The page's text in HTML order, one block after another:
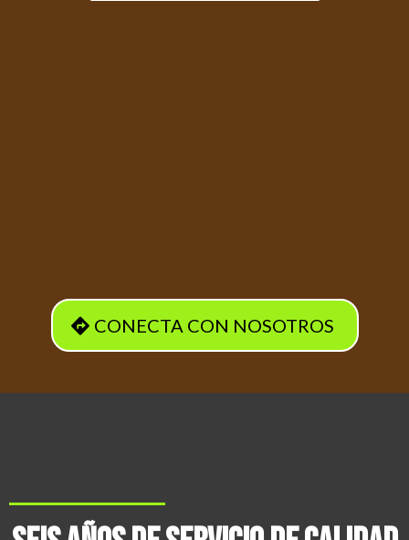
CONECTA CON NOSOTROS